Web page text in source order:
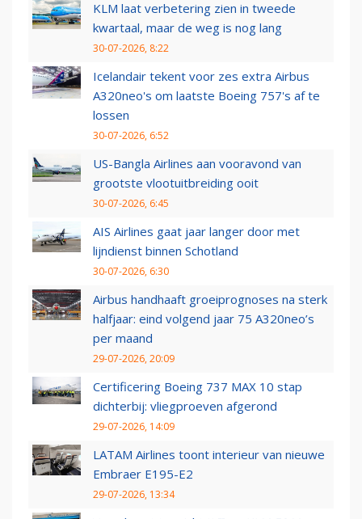
KLM laat verbetering zien in tweede
kwartaal, maar de weg is nog lang
30-07-2026, 8:22
Icelandair tekent voor zes extra Airbus
A320neo's om laatste Boeing 757's af te
lossen
30-07-2026, 6:52
US-Bangla Airlines aan vooravond van
grootste vlootuitbreiding ooit
30-07-2026, 6:45
AIS Airlines gaat jaar langer door met
lijndienst binnen Schotland
30-07-2026, 6:30
Airbus handhaaft groeiprognoses na sterk
halfjaar: eind volgend jaar 75 A320neo’s
per maand
29-07-2026, 20:09
Certificering Boeing 737 MAX 10 stap
dichterbij: vliegproeven afgerond
29-07-2026, 14:09
LATAM Airlines toont interieur van nieuwe
Embraer E195-E2
29-07-2026, 13:34